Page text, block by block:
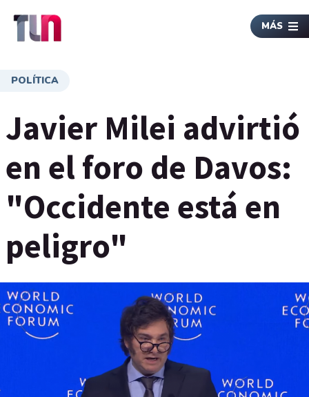
MÁS
POLÍTICA
Javier Milei advirtió
en el foro de Davos:
"Occidente está en
peligro"